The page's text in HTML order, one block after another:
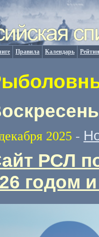
Правила Календарь
2025 -
РСЛ
годом